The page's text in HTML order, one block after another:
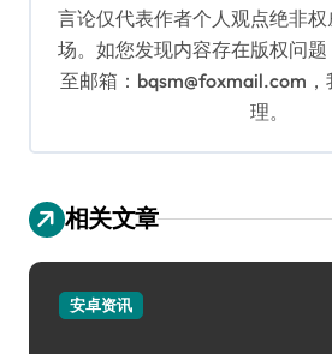
言论仅代表作者个人观点绝非
场。如您发现内容存在版权问
至邮箱：bqsm@foxmail.com
理。
相关文章
安卓资讯